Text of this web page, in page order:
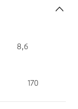
8,6
170